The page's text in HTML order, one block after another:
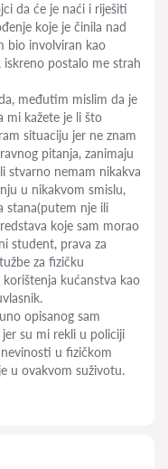
da će je naći i riješiti
koje je činila nad
bio involviran kao
postalo me strah
međutim mislim da je
mi kažete je li što
situaciju jer ne znam
pitanja, zanimaju
stvarno nemam nikakva
u nikakvom smislu,
stana(putem nje ili
koje sam morao
student, prava za
za fizičku
kućanstva kao
opisanog sam
su mi rekli u policiji
u fizičkom
u ovakvom suživotu.